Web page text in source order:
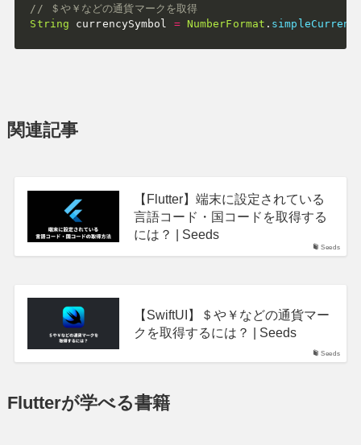
// ＄や￥などの通貨マークを取得
String currencySymbol = NumberFormat .
関連記事
Seeds
【Flutter】端末に設定されている
言語コード・国コードを取得する
には？ | Seeds
Seeds
【SwiftUI】＄や￥などの通貨マー
クを取得するには？ | Seeds
Flutterが学べる書籍